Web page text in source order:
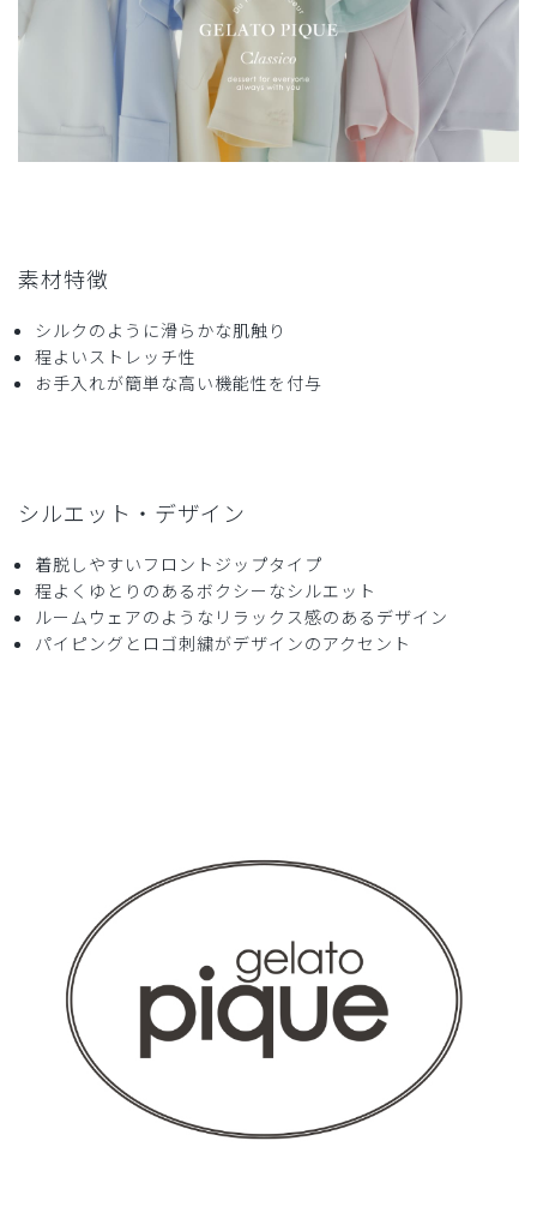
購入確認済み
2025-11-02
50代 身長: 161-165cm 56-60kg
良い感じです
思っていた通りの優しい色合いで、柔らかい肌触りの生地の
Ｌサイズは、私には少し大きめでしたが、動きやすさやイン
ナーを着る事を考えると良かったと思います。
商品： 671ジェラート ピケ&クラシコ:パイピングスクラ
ご購入者様
購入確認済み
ご購入者様
購入確認済み
2025-08-26
50代 身長: 161-165cm
生地の肌触りが良くて着やすいです。大きめボタンがアクセ
ントになってかわいいです。
素材特徴
シルクのように滑らかな肌触り
程よいストレッチ性
お手入れが簡単な高い機能性を付与
シルエット・デザイン
着脱しやすいフロントジップタイプ
程よくゆとりのあるボクシーなシルエット
ルームウェアのようなリラックス感のあるデザイン
パイピングとロゴ刺繍がデザインのアクセント